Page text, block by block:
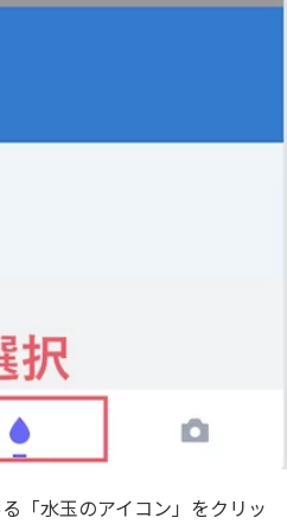
「水玉のアイコン」をクリッ